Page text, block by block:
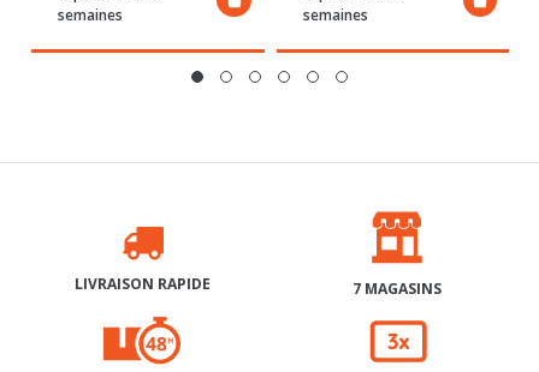
LIVRAISON RAPIDE 7 MAGASINS
RETRAIT GRATUIT 48H 3X SANS FRAIS